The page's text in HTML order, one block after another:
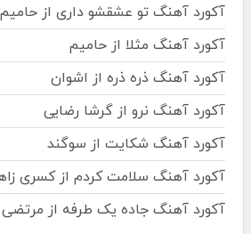
آکورد آهنگ تو عشقشو داری از حامیم
آکورد آهنگ مثلا از حامیم
آکورد آهنگ ذره ذره از اشوان
آکورد آهنگ نرو از گرشا رضایی
آکورد آهنگ شکایت از سوگند
آکورد آهنگ سلامت کردم از کسری
آکورد آهنگ جاده یک طرفه از مرتضی